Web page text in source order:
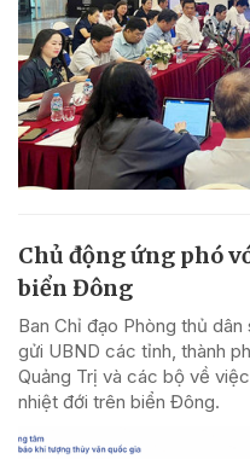
Chủ động ứng phó
biển Đông
Ban Chỉ đạo Phòng thủ
gửi UBND các tỉnh, thành
Quảng Trị và các bộ về
nhiệt đới trên biển Đông.